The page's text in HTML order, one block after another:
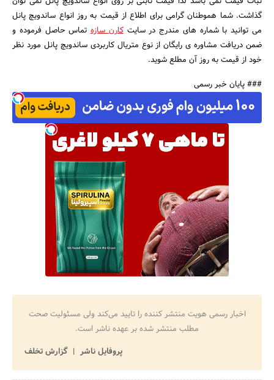
گذاشت. شما هموطنان گرامی برای اطلاع از قیمت به روز انواع ساندویچ پانل
می توانید با شماره های مندرج در سایتکارن سازهتماس حاصل فرموده و
ضمن دریافت مشاوره ی رایگان از نوع متریال کاربردی ساندویچ پانل مورد نظر
خود از قیمت به روز آن مطلع شوید.
### پایان خبر رسمی
اخبار رسمی هویت منتشر کننده را تایید می‌کند ولی مسئولیت صحت
مطلب منتشر شده بر عهده ناشر است.
پروفایل ناشر
گزارش تخلف